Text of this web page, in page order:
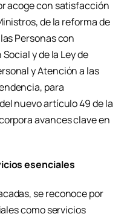
acoge con satisfacción
de la reforma de
Personas con
y de la Ley de
y Atención a las
para
nuevo artículo 49 de la
avances clave en
esenciales
se reconoce por
como servicios